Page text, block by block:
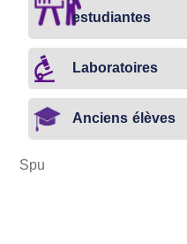
estudiantes
Laboratoires
Anciens élèves
Spu